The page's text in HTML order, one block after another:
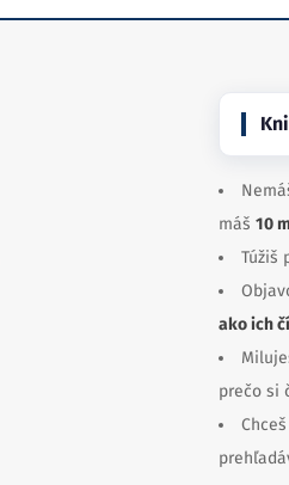
máš 10
Túžiš
ako ich
prečo si